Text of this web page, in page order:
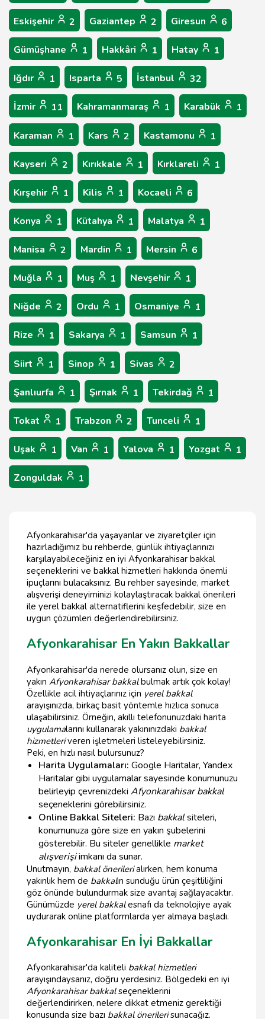
Eskişehir 2 Gaziantep 2 Giresun 6
Gümüşhane 1 Hakkâri 1 Hatay 1
Iğdır 1 Isparta 5 İstanbul 32
İzmir 11 Kahramanmaraş 1 Karabük 1
Karaman 1 Kars 2 Kastamonu 1
Kayseri 2 Kırıkkale 1 Kırklareli 1
Kırşehir 1 Kilis 1 Kocaeli 6
Konya 1 Kütahya 1 Malatya 1
Manisa 2 Mardin 1 Mersin 6
Muğla 1 Muş 1 Nevşehir 1
Niğde 2 Ordu 1 Osmaniye 1
Rize 1 Sakarya 1 Samsun 1
Siirt 1 Sinop 1 Sivas 2
Şanlıurfa 1 Şırnak 1 Tekirdağ 1
Tokat 1 Trabzon 2 Tunceli 1
Uşak 1 Van 1 Yalova 1 Yozgat 1
Zonguldak 1
Afyonkarahisar'da yaşayanlar ve ziyaretçiler için
hazırladığımız bu rehberde, günlük ihtiyaçlarınızı
karşılayabileceğiniz en iyi Afyonkarahisar bakkal
seçeneklerini ve bakkal hizmetleri hakkında önemli
ipuçlarını bulacaksınız. Bu rehber sayesinde, market
alışverişi deneyiminizi kolaylaştıracak bakkal önerileri
ile yerel bakkal alternatiflerini keşfedebilir, size en
uygun çözümleri değerlendirebilirsiniz.
Afyonkarahisar En Yakın Bakkallar
Afyonkarahisar'da nerede olursanız olun, size en
yakın Afyonkarahisar bakkalbulmak artık çok kolay!
Özellikle acil ihtiyaçlarınız için yerel bakkal
arayışınızda, birkaç basit yöntemle hızlıca sonuca
ulaşabilirsiniz. Örneğin, akıllı telefonunuzdaki harita
uygulamalarını kullanarak yakınınızdaki bakkal
hizmetleriveren işletmeleri listeleyebilirsiniz.
Peki, en hızlı nasıl bulursunuz?
Harita Uygulamaları: Google Haritalar, Yandex
Haritalar gibi uygulamalar sayesinde konumunuzu
belirleyip çevrenizdeki Afyonkarahisar bakkal
seçeneklerini görebilirsiniz.
Online Bakkal Siteleri: Bazı bakkalsiteleri,
konumunuza göre size en yakın şubelerini
gösterebilir. Bu siteler genellikle market
alışverişiimkanı da sunar.
Unutmayın, bakkal önerilerialırken, hem konuma
yakınlık hem de bakkalın sunduğu ürün çeşitliliğini
göz önünde bulundurmak size avantaj sağlayacaktır.
Günümüzde yerel bakkalesnafı da teknolojiye ayak
uydurarak online platformlarda yer almaya başladı.
Afyonkarahisar En İyi Bakkallar
Afyonkarahisar'da kaliteli bakkal hizmetleri
arayışındaysanız, doğru yerdesiniz. Bölgedeki en iyi
Afyonkarahisar bakkalseçeneklerini
değerlendirirken, nelere dikkat etmeniz gerektiği
konusunda size bazı bakkal önerilerisunacağız.